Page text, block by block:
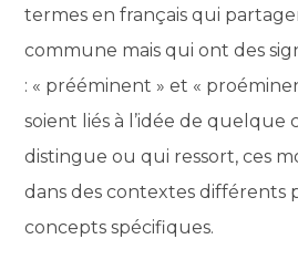
termes en français qui
commune mais qui ont des
: « prééminent » et «
soient liés à l’idée de quelque
distingue ou qui ressort, ces
dans des contextes différents
concepts spécifiques.